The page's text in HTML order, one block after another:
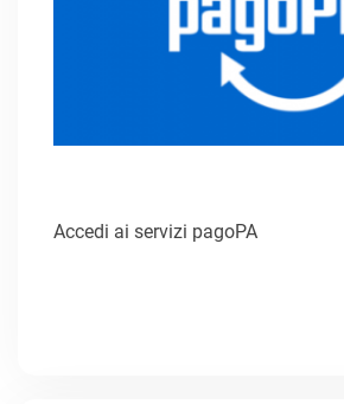
Accedi ai servizi pagoPA